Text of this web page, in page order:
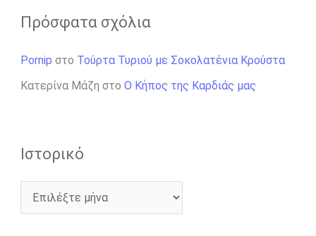
Πρόσφατα σχόλια
Pornip στο Τούρτα Τυριού με Σοκολατένια Κρούστα
Κατερίνα Μάζη στο Ο Κήπος της Καρδιάς μας
Ιστορικό